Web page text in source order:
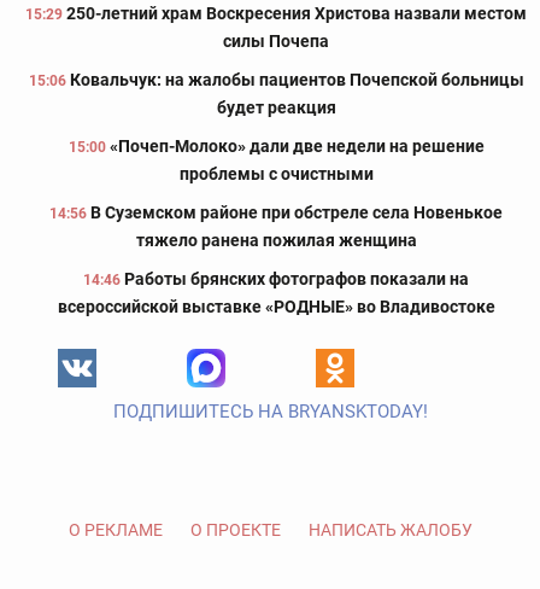
15:29 250-летний храм Воскресения Христова назвали местом
силы Почепа
15:06 Ковальчук: на жалобы пациентов Почепской больницы
будет реакция
15:00 «Почеп-Молоко» дали две недели на решение
проблемы с очистными
14:56 В Суземском районе при обстреле села Новенькое
тяжело ранена пожилая женщина
14:46 Работы брянских фотографов показали на
всероссийской выставке «РОДНЫЕ» во Владивостоке
ПОДПИШИТЕСЬ НА BRYANSKTODAY!
О РЕКЛАМЕ О ПРОЕКТЕ НАПИСАТЬ ЖАЛОБУ